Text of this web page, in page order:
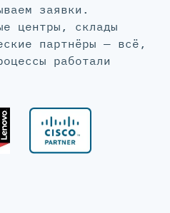
заявки.
центры, склады
партнёры — всё,
работали